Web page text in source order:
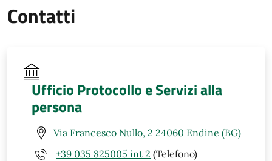
Contatti
Ufficio Protocollo e Servizi alla
persona
Via Francesco Nullo, 2 24060 Endine (BG)
+39 035 825005 int 2 (Telefono)